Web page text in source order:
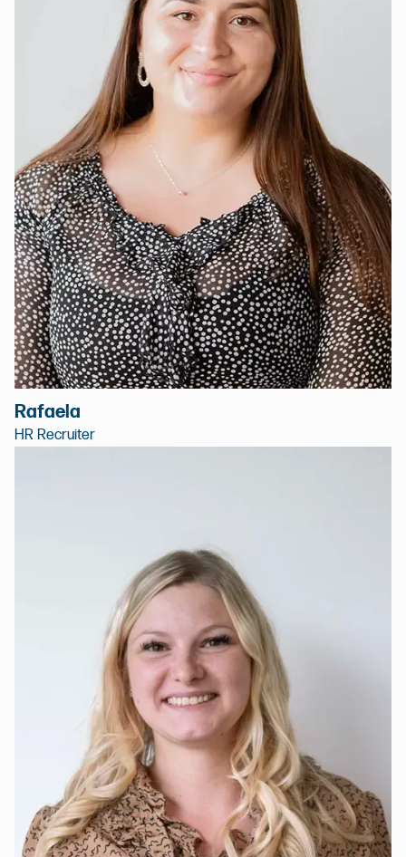
Rafaela
HR Recruiter